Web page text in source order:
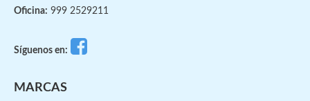
Oficina: 999 2529211
Síguenos en:
MARCAS